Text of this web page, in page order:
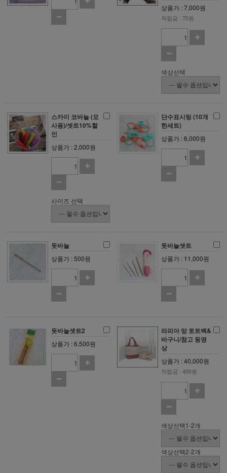
상품가 : 7,000원
적립금 : 70원
색상선택
스카이 코바늘 (모
사용)/셋트10%할
인
상품가 : 2,000원
사이즈 선택
단수표시링 (10개
한세트)
상품가 : 6,000원
돗바늘
상품가 : 500원
돗바늘셋트
상품가 : 11,000원
돗바늘셋트2
상품가 : 6,500원
라피아 망 토트백&
바구니/참고 동영
상
상품가 : 40,000원
적립금 : 400원
색상선택1-2개
색상선택2-2개